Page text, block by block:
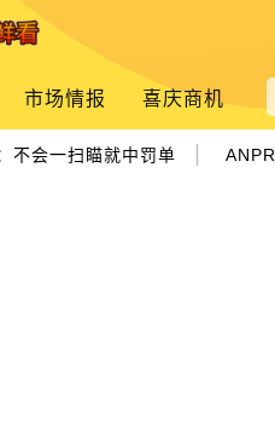
市场情报 喜庆商机
不会一扫瞄就中罚单